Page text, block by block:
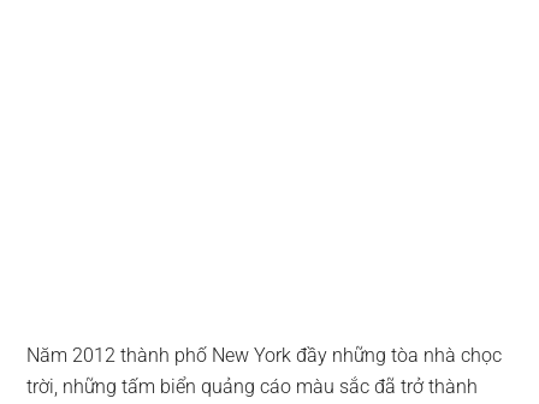
Năm 2012 thành phố New York đầy những tòa nhà chọc
trời, những tấm biển quảng cáo màu sắc đã trở thành